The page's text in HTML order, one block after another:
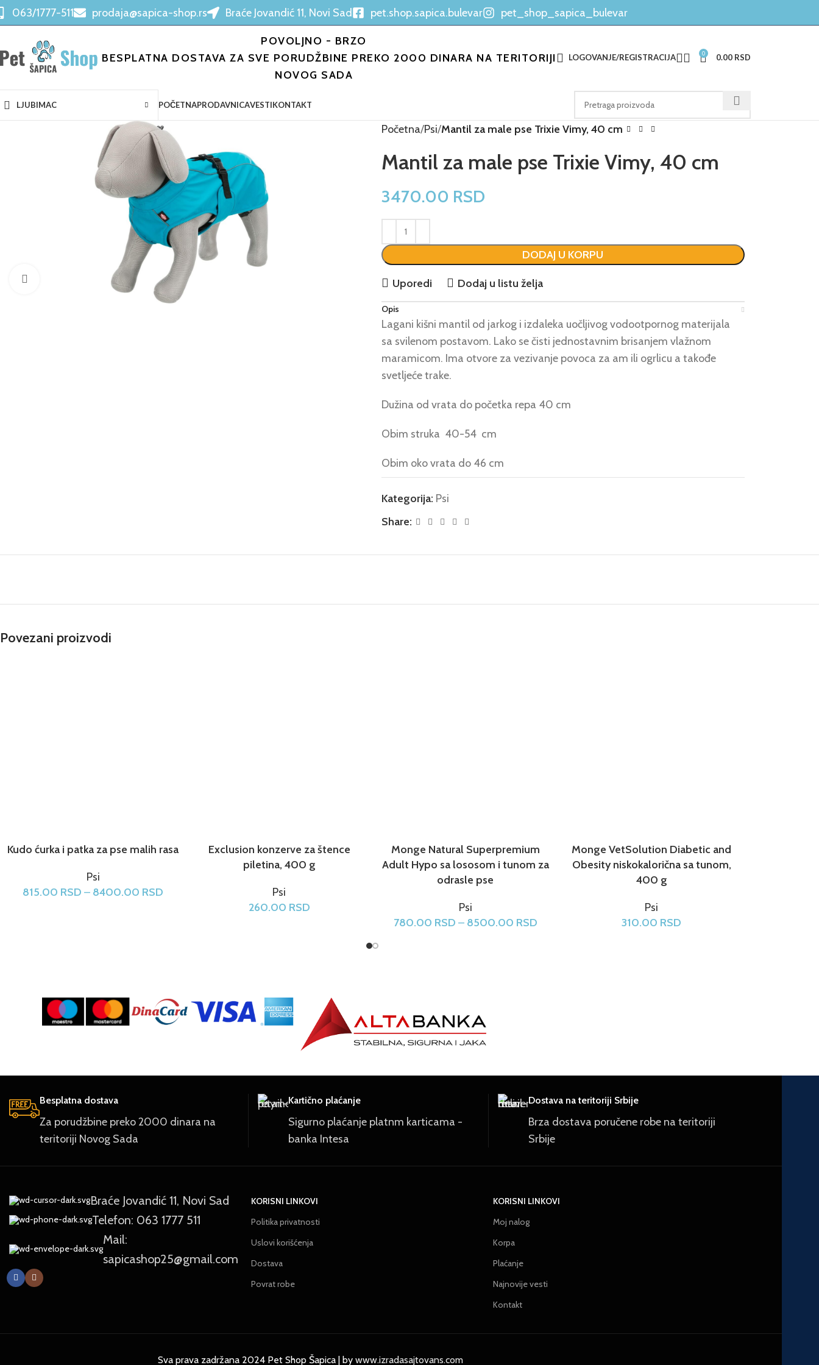
063/1777-511 prodaja@sapica-shop.rs Braće Jovandić 11, Novi Sad pet.shop.sapica.bulevar pet_shop_sapica_bulevar
POVOLJNO - BRZO
BESPLATNA DOSTAVA ZA SVE PORUDŽBINE PREKO 2000 DINARA NA TERITORIJI
NOVOG SADA
LOGOVANJE/REGISTRACIJA 0 0.00 RSD
LJUBIMAC POČETNAPRODAVNICAVESTIKONTAKT
Klknite da uvećate
Početna Psi Mantil za male pse Trixie Vimy, 40 cm
Mantil za male pse Trixie Vimy, 40 cm
3470.00 RSD
DODAJ U KORPU
Uporedi Dodaj u listu želja
Opis
Lagani kišni mantil od jarkog i izdaleka uočljivog vodootpornog materijala
sa svilenom postavom. Lako se čisti jednostavnim brisanjem vlažnom
maramicom. Ima otvore za vezivanje povoca za am ili ogrlicu a takođe
svetljeće trake.
Dužina od vrata do početka repa 40 cm
Obim struka 40-54 cm
Obim oko vrata do 46 cm
Kategorija: Psi
Share:
Povezani proizvodi
Kudo ćurka i patka za pse malih rasa
Psi
815.00 RSD – 8400.00 RSD
Exclusion konzerve za štence
piletina, 400 g
Psi
260.00 RSD
Monge Natural Superpremium
Adult Hypo sa lososom i tunom za
odrasle pse
Psi
780.00 RSD – 8500.00 RSD
Monge VetSolution Diabetic and
Obesity niskokalorična sa tunom,
400 g
Psi
310.00 RSD
Besplatna dostava
Za porudžbine preko 2000 dinara na
teritoriji Novog Sada
Kartično plaćanje
Sigurno plaćanje platnm karticama -
banka Intesa
Dostava na teritoriji Srbije
Brza dostava poručene robe na teritoriji
Srbije
Braće Jovandić 11, Novi Sad
Telefon: 063 1777 511
Mail:
sapicashop25@gmail.com
KORISNI LINKOVI
Politika privatnosti
Uslovi korišćenja
Dostava
Povrat robe
KORISNI LINKOVI
Moj nalog
Korpa
Plaćanje
Najnovije vesti
Kontakt
Sva prava zadržana 2024 Pet Shop Šapica | by www.izradasajtovans.com